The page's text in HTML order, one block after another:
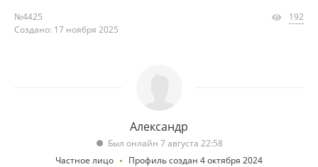
№4425
Создано: 17 ноября 2025
192
Александр
Был онлайн 7 августа 22:58
Частное лицо
Профиль создан 4 октября 2024